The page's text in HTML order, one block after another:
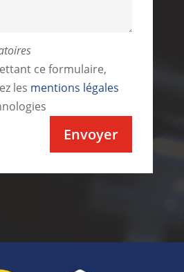
ce formulaire,
les mentions légales